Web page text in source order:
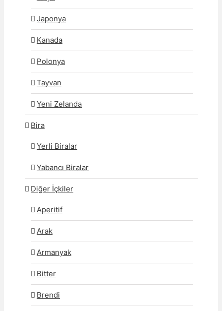
Japonya
Kanada
Polonya
Tayvan
Yeni Zelanda
Bira
Yerli Biralar
Yabancı Biralar
Diğer İçkiler
Aperitif
Arak
Armanyak
Bitter
Brendi